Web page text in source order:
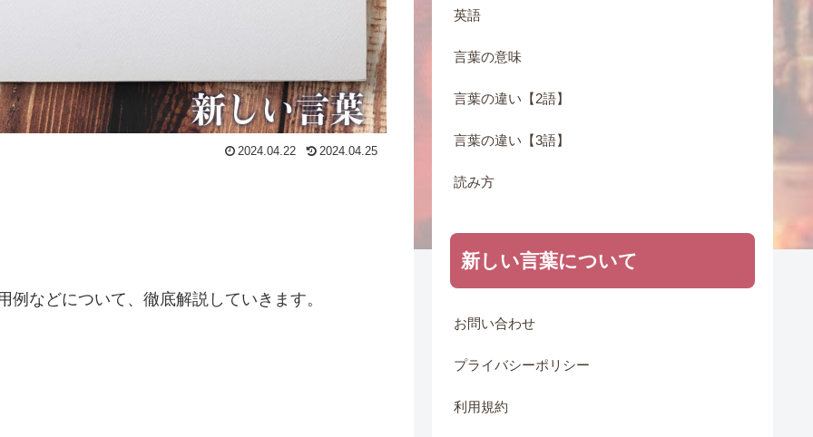
2024.04.22 2024.04.25
例などについて、徹底解説していきます。
英語
言葉の意味
言葉の違い【2語】
言葉の違い【3語】
読み方
新しい言葉について
お問い合わせ
プライバシーポリシー
利用規約